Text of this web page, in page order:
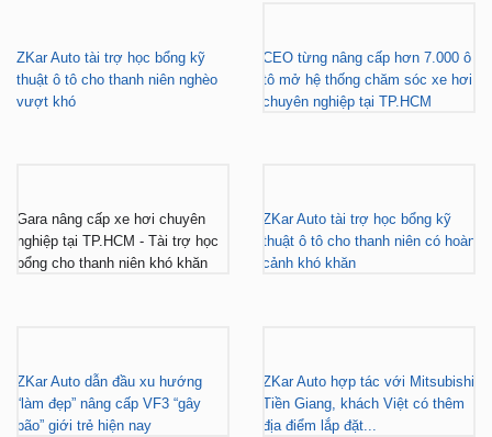
ZKar Auto tài trợ học bổng kỹ
thuật ô tô cho thanh niên nghèo
vượt khó
CEO từng nâng cấp hơn 7.000 ô
tô mở hệ thống chăm sóc xe hơi
chuyên nghiệp tại TP.HCM
Gara nâng cấp xe hơi chuyên
nghiệp tại TP.HCM - Tài trợ học
bổng cho thanh niên khó khăn
ZKar Auto tài trợ học bổng kỹ
thuật ô tô cho thanh niên có hoàn
cảnh khó khăn
ZKar Auto dẫn đầu xu hướng
“làm đẹp” nâng cấp VF3 “gây
bão” giới trẻ hiện nay
ZKar Auto hợp tác với Mitsubishi
Tiền Giang, khách Việt có thêm
địa điểm lắp đặt...